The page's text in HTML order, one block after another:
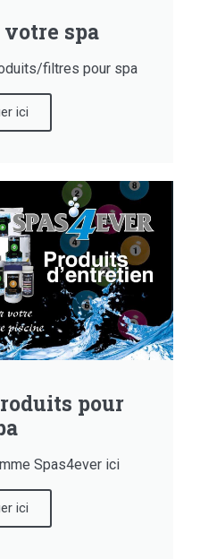
spa
filtres pour spa
ici
pour
Spas4ever ici
ici